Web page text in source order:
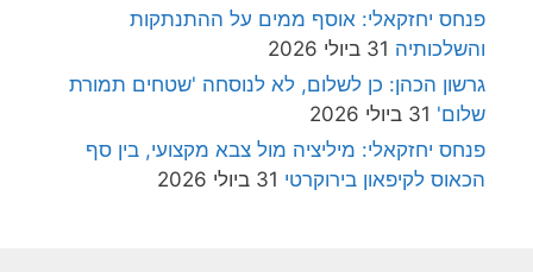
פנחס יחזקאלי: אוסף ממים על ההתנתקות
והשלכותיה 31 ביולי 2026
גרשון הכהן: כן לשלום, לא לנוסחה 'שטחים תמורת
שלום' 31 ביולי 2026
פנחס יחזקאלי: מיליציה מול צבא מקצועי, בין סף
הכאוס לקיפאון בירוקרטי 31 ביולי 2026